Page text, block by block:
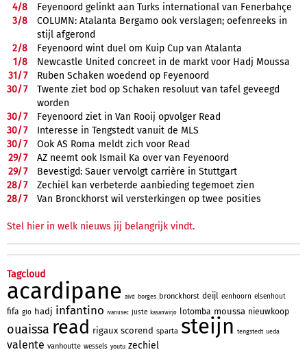
4/8
Feyenoord gelinkt aan Turks international van Fenerbahçe
3/8
COLUMN: Atalanta Bergamo ook verslagen; oefenreeks in
stijl afgerond
2/8
Feyenoord wint duel om Kuip Cup van Atalanta
1/8
Newcastle United concreet in de markt voor Hadj Moussa
31/7
Ruben Schaken woedend op Feyenoord
30/7
Twente ziet bod op Schaken resoluut van tafel geveegd
worden
30/7
Feyenoord ziet in Van Rooij opvolger Read
30/7
Interesse in Tengstedt vanuit de MLS
30/7
Ook AS Roma meldt zich voor Read
29/7
AZ neemt ook Ismail Ka over van Feyenoord
29/7
Bevestigd: Sauer vervolgt carrière in Stuttgart
28/7
Zechiël kan verbeterde aanbieding tegemoet zien
28/7 Van Bronckhorst wil versterkingen op twee posities
Stel hier in welk nieuws jij belangrijk vindt.
Tagcloud
acardipane aivd borges bronckhorst deijl eenhoorn elsenhout
fifa gio hadj infantino ivanusec juste kasanwirjo lotomba moussa nieuwkoop
ouaissa read rigaux scorend sparta steijn tengstedt ueda
valente vanhoutte wessels youtu zechiel